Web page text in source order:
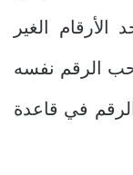
الغير
الرقم نفسه
في قاعدة